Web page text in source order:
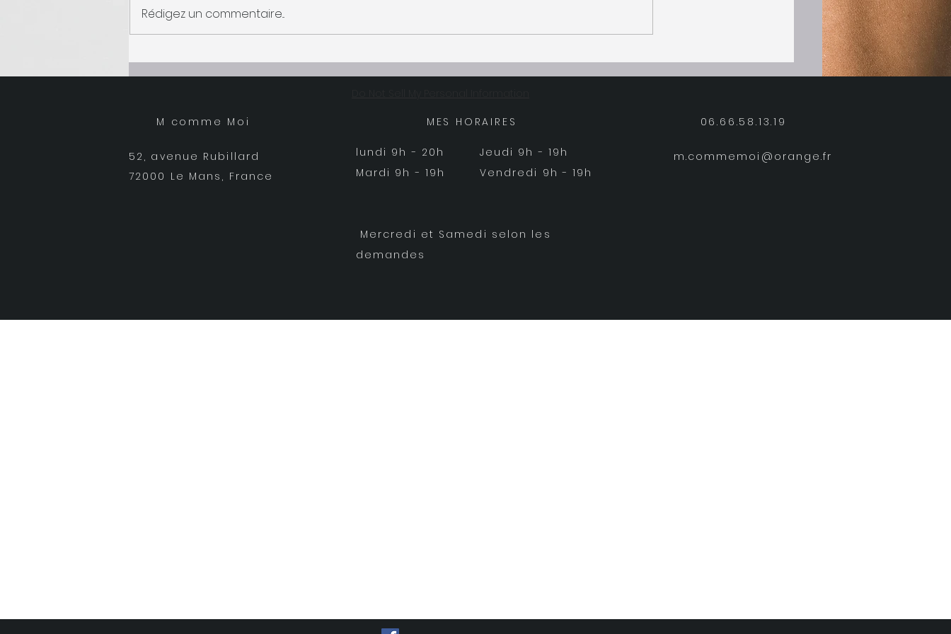
Mnémoénergétique, j'ai senti
Rédigez un commentaire...
M comme Moi
52, avenue Rubillard
72000 Le Mans, France
MES HORAIRES
lundi 9h - 20h
Mardi 9h - 19h
Jeudi 9h - 19h
Vendredi 9h - 19h
Mercredi et Samedi selon les
demandes
06.66.58.13.19
m.commemoi@orange.fr